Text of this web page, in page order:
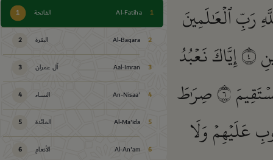
1 الفاتحة Al-Fatiha 1
2 البقرة Al-Baqara 2
3 آل عمران Aal-Imran 3
4 النساء An-Nisaa' 4
5 المائدة Al-Ma'ida 5
6 الأنعام Al-An'am 6
رَبِّ ٱلۡعَٰلَمِينَ
٤إِيَّاكَ نَعۡبُدُ
٦صِرَٰطَ
عَلَيۡهِمۡ وَلَا